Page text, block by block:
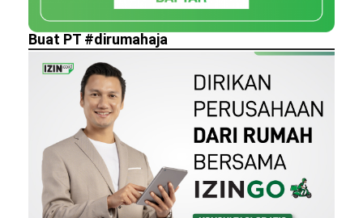
Buat PT #dirumahaja